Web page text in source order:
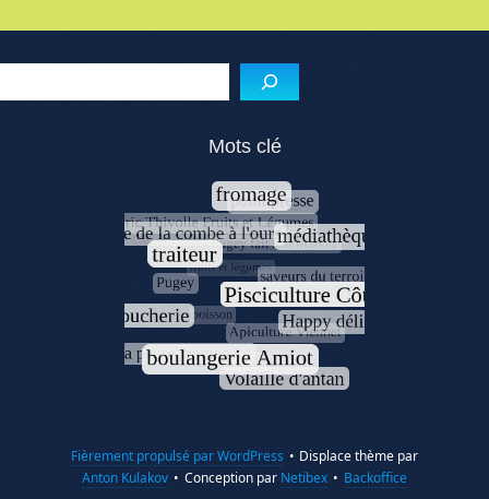
Menu de l'article
Mots clé
Fièrement propulsé par WordPress • Displace thème par
Anton Kulakov • Conception par Netibex • Backoffice